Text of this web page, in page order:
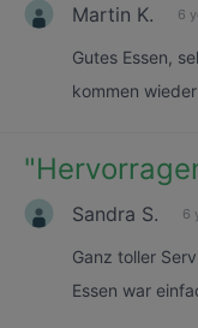
Martin K. 6
Gutes Essen,
kommen wieder
"
Sandra S. 6
Ganz toller
Essen war